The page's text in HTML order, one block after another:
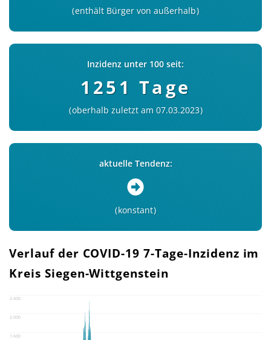
enthält Bürger von außerhalb
Inzidenz unter 100 seit:
1251 Tage
oberhalb zuletzt am 07.03.2023
aktuelle Tendenz:
konstant
Verlauf der COVID-19 7-Tage-Inzidenz im
Kreis Siegen-Wittgenstein
1.600
2.000
2.400